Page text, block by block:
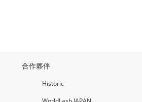
合作夥伴
Historic